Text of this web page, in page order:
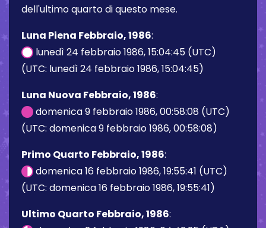
dell'ultimo quarto di questo mese.
Luna Piena Febbraio, 1986:
lunedì 24 febbraio 1986, 15:04:45 (UTC)
(UTC: lunedì 24 febbraio 1986, 15:04:45)
Luna Nuova Febbraio, 1986:
domenica 9 febbraio 1986, 00:58:08 (UTC)
(UTC: domenica 9 febbraio 1986, 00:58:08)
Primo Quarto Febbraio, 1986:
domenica 16 febbraio 1986, 19:55:41 (UTC)
(UTC: domenica 16 febbraio 1986, 19:55:41)
Ultimo Quarto Febbraio, 1986: